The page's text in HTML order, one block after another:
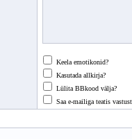
Keela emotikonid?
Kasutada allkirja?
Lülita BBkood välja?
Saa e-mailiga teatis